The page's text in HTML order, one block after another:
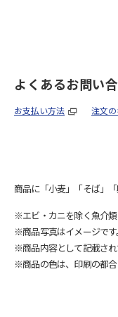
よくあるお問い
お支払い方法 注文
商品に「小麦」「そば」
※エビ・カニを除く魚介
※商品写真はイメージです。
※商品内容として記載され
※商品の色は、印刷の都合